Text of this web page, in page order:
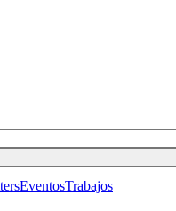
EventosTrabajos